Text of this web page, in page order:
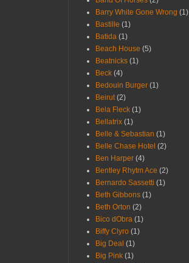
Barry White Gone Wrong (1)
Bastille (1)
Batida (1)
Beach House (5)
Beatnicks (1)
Beck (4)
Bedouin Burger (1)
Beirut (2)
Bela Fleck (1)
Bellatrix (1)
Belle & Sebastian (1)
Belle Chase Hotel (2)
Ben Harper (4)
Bentley Rhytm Ace (2)
Bernardo Sassetti (1)
Beth Gibbons (1)
Beth Orton (2)
Bico dObra (1)
Biffy Clyro (1)
Big Deal (1)
Big Pink (1)